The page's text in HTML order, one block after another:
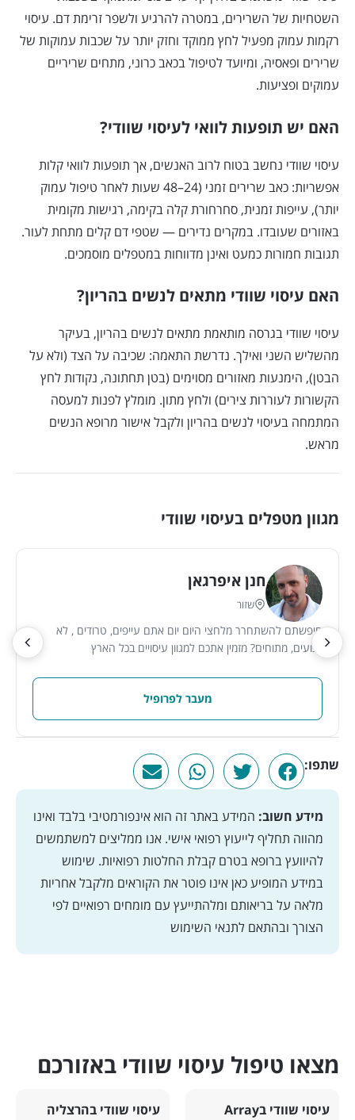
השטחיות של השרירים, במטרה להרגיע ולשפר זרימת דם. עיסוי
רקמות עמוק מפעיל לחץ ממוקד וחזק יותר על שכבות עמוקות של
שרירים ופאסיה, ומיועד לטיפול בכאב כרוני, מתחים שריריים
עמוקים ופציעות.
האם יש תופעות לוואי לעיסוי שוודי?
עיסוי שוודי נחשב בטוח לרוב האנשים, אך תופעות לוואי קלות
אפשריות: כאב שרירים זמני (24–48 שעות לאחר טיפול עמוק
יותר), עייפות זמנית, סחרחורת קלה בקימה, רגישות מקומית
באזורים שעובדו. במקרים נדירים — שטפי דם קלים מתחת לעור.
תגובות חמורות כמעט ואינן מדווחות במטפלים מוסמכים.
האם עיסוי שוודי מתאים לנשים בהריון?
עיסוי שוודי בגרסה מותאמת מתאים לנשים בהריון, בעיקר
מהשליש השני ואילך. נדרשת התאמה: שכיבה על הצד (ולא על
הבטן), הימנעות מאזורים מסוימים (בטן תחתונה, נקודות לחץ
הקשורות לעוררות צירים) ולחץ מתון. מומלץ לפנות למעסה
המתמחה בעיסוי לנשים בהריון ולקבל אישור מרופא הנשים
מראש.
מגוון מטפלים בעיסוי שוודי
חנן איפרגאן
שזור
חיפשתם להשתחרר מלחצי היום יום אתם עייפים, טרודים , לא
רגועים, מתוחים? מזמין אתכם למגוון עיסויים בכל הארץ
מעבר לפרופיל
שתפו:
מידע חשוב: המידע באתר זה הוא אינפורמטיבי בלבד ואינו
מהווה תחליף לייעוץ רפואי אישי. אנו ממליצים למשתמשים
להיוועץ ברופא בטרם קבלת החלטות רפואיות. שימוש
במידע המופיע כאן אינו פוטר את הקוראים מלקבל אחריות
מלאה על בריאותם ומלהתייעץ עם מומחים רפואיים לפי
הצורך ובהתאם לתנאי השימוש
מצאו טיפול עיסוי שוודי באזורכם
עיסוי שוודי בArray עיסוי שוודי בהרצליה